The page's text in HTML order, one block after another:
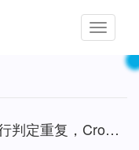
Toggle
CrossCheck/iThenticate如何进行判定重复，CrossCheck/iThenticate查重规则是什么？